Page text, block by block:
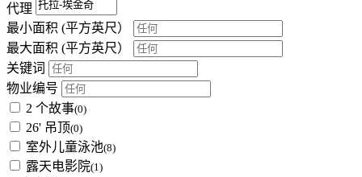
代理
最小面积 (平方英尺）
最大面积 (平方英尺）
关键词
物业编号
2 个故事(0)
26' 吊顶(0)
室外儿童泳池(8)
露天电影院(1)